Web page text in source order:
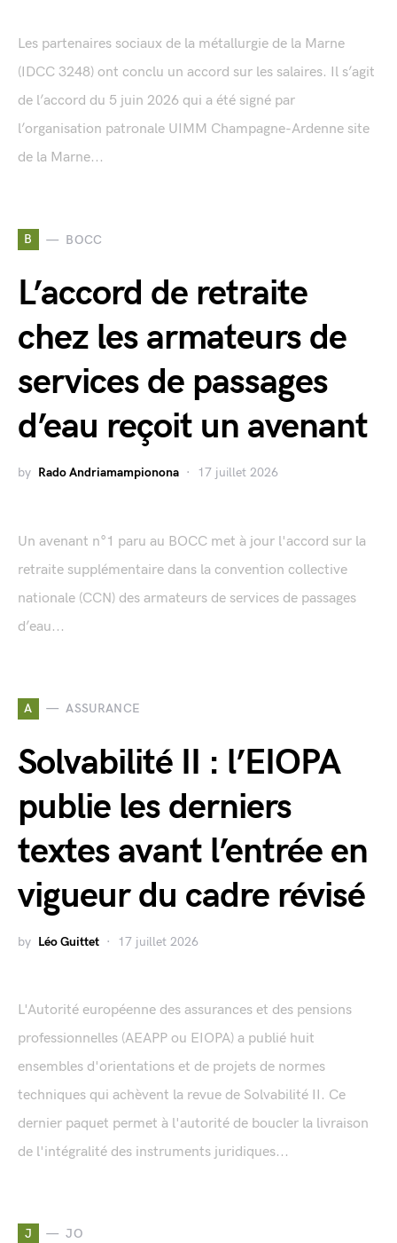
Les partenaires sociaux de la métallurgie de la Marne
(IDCC 3248) ont conclu un accord sur les salaires. Il s’agit
de l’accord du 5 juin 2026 qui a été signé par
l’organisation patronale UIMM Champagne-Ardenne site
de la Marne...
B BOCC
L’accord de retraite
chez les armateurs de
services de passages
d’eau reçoit un avenant
by Rado Andriamampionona 17 juillet 2026
Un avenant n°1 paru au BOCC met à jour l'accord sur la
retraite supplémentaire dans la convention collective
nationale (CCN) des armateurs de services de passages
d’eau...
A ASSURANCE
Solvabilité II : l’EIOPA
publie les derniers
textes avant l’entrée en
vigueur du cadre révisé
by Léo Guittet 17 juillet 2026
L'Autorité européenne des assurances et des pensions
professionnelles (AEAPP ou EIOPA) a publié huit
ensembles d'orientations et de projets de normes
techniques qui achèvent la revue de Solvabilité II. Ce
dernier paquet permet à l'autorité de boucler la livraison
de l'intégralité des instruments juridiques...
J JO